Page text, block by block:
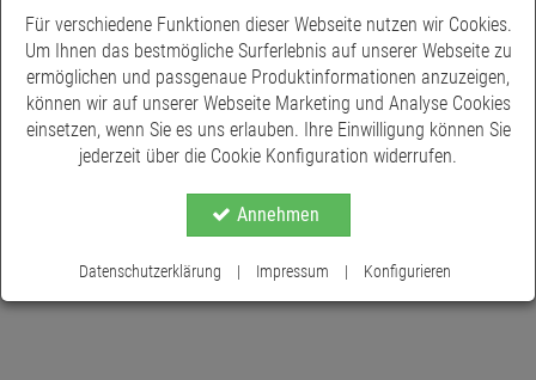
sind ein strahlender Hingucker und in Zusammenarbeit mit
3M/Scotchlite.
Für verschiedene Funktionen dieser Webseite nutzen wir Cookies.
Um Ihnen das bestmögliche Surferlebnis auf unserer Webseite zu
ermöglichen und passgenaue Produktinformationen anzuzeigen,
können wir auf unserer Webseite Marketing und Analyse Cookies
einsetzen, wenn Sie es uns erlauben. Ihre Einwilligung können Sie
jederzeit über die Cookie Konfiguration widerrufen.
Annehmen
Datenschutzerklärung | Impressum | Konfigurieren